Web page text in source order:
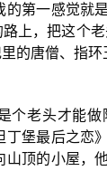
第一感觉就
上，把这个
的唐僧、指环
个老头才能
堡最后之恋
顶的小屋，